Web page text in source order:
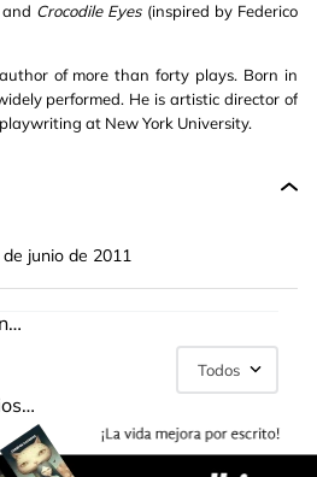
Crocodile Eyes(inspired by Federico
of more than forty plays. Born in
performed. He is artistic director of
at New York University.
de junio de 2011
Todos